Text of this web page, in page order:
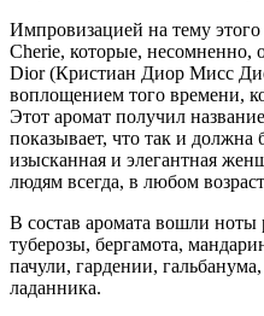
Импровизацией на тему
Cherie, которые, несомненно,
Dior (Кристиан Диор Мисс
воплощением того времени,
Этот аромат получил
показывает, что так и должна
изысканная и элегантная
людям всегда, в любом
В состав аромата вошли ноты
туберозы, бергамота,
пачули, гардении,
ладанника.